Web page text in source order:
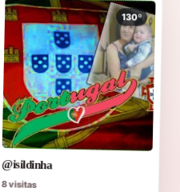
130º
@isildinha
8 visitas